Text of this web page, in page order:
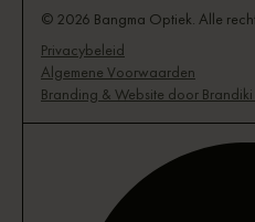
© 2026 Bangma Optiek. Alle
Privacybeleid
Algemene Voorwaarden
Branding & Website door